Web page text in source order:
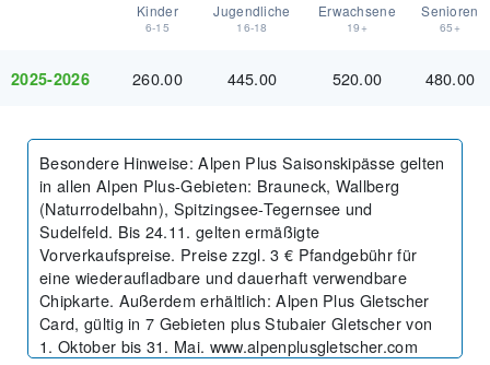
Kinder
6-15
Jugendliche
16-18
Erwachsene
19+
Senioren
65+
2025-2026 260.00 445.00 520.00 480.00
Besondere Hinweise:Alpen Plus Saisonskipässe gelten
in allen Alpen Plus-Gebieten: Brauneck, Wallberg
(Naturrodelbahn), Spitzingsee-Tegernsee und
Sudelfeld. Bis 24.11. gelten ermäßigte
Vorverkaufspreise. Preise zzgl. 3 € Pfandgebühr für
eine wiederaufladbare und dauerhaft verwendbare
Chipkarte. Außerdem erhältlich: Alpen Plus Gletscher
Card, gültig in 7 Gebieten plus Stubaier Gletscher von
1. Oktober bis 31. Mai. www.alpenplusgletscher.com